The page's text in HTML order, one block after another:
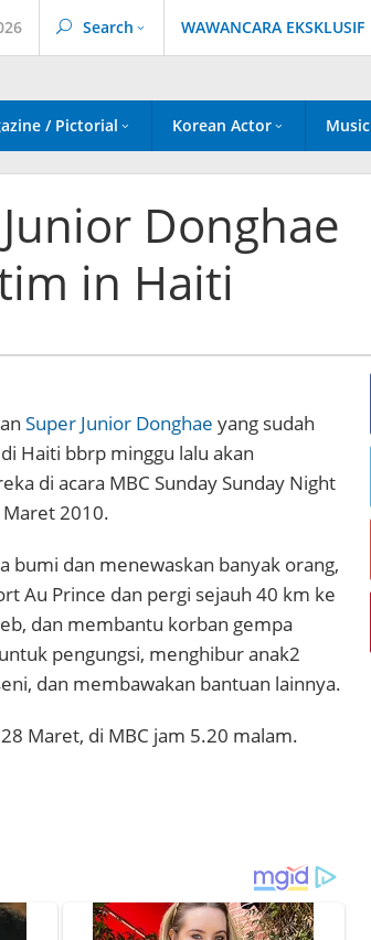
Search WAWANCARA EKSKLUSIF
/ Pictorial Korean Actor Music
Donghae
in Haiti
Super Junior Donghae yang sudah
Haiti bbrp minggu lalu akan
di acara MBC Sunday Sunday Night
Maret 2010.
bumi dan menewaskan banyak orang,
Au Prince dan pergi sejauh 40 km ke
dan membantu korban gempa
pengungsi, menghibur anak2
dan membawakan bantuan lainnya.
Maret, di MBC jam 5.20 malam.